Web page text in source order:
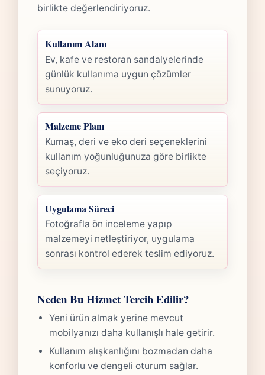
birlikte değerlendiriyoruz.
Kullanım Alanı
Ev, kafe ve restoran sandalyelerinde
günlük kullanıma uygun çözümler
sunuyoruz.
Malzeme Planı
Kumaş, deri ve eko deri seçeneklerini
kullanım yoğunluğunuza göre birlikte
seçiyoruz.
Uygulama Süreci
Fotoğrafla ön inceleme yapıp
malzemeyi netleştiriyor, uygulama
sonrası kontrol ederek teslim ediyoruz.
Neden Bu Hizmet Tercih Edilir?
Yeni ürün almak yerine mevcut
mobilyanızı daha kullanışlı hale getirir.
Kullanım alışkanlığını bozmadan daha
konforlu ve dengeli oturum sağlar.